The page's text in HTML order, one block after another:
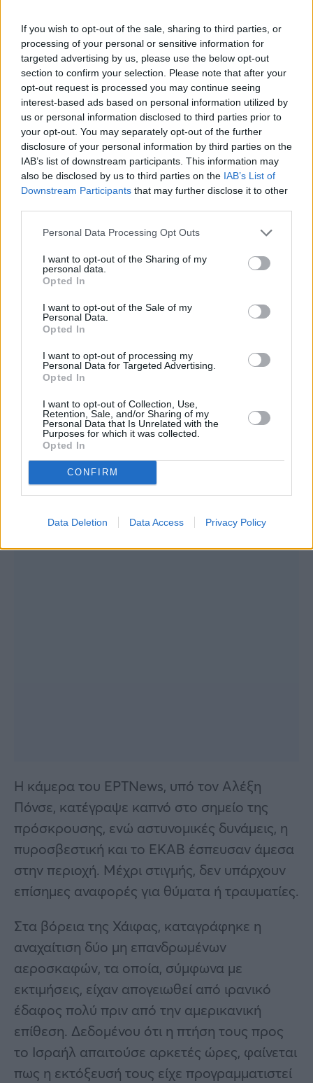
If you wish to opt-out of the sale, sharing to third parties, or
processing of your personal or sensitive information for
targeted advertising by us, please use the below opt-out
section to confirm your selection. Please note that after your
opt-out request is processed you may continue seeing
interest-based ads based on personal information utilized by
us or personal information disclosed to third parties prior to
your opt-out. You may separately opt-out of the further
disclosure of your personal information by third parties on the
IAB’s list of downstream participants. This information may
also be disclosed by us to third parties on the IAB’s List of
Downstream Participants that may further disclose it to other
Personal Data Processing Opt Outs
I want to opt-out of the Sharing of my
personal data.
Opted In
I want to opt-out of the Sale of my
Personal Data.
Opted In
I want to opt-out of processing my
Personal Data for Targeted Advertising.
Opted In
I want to opt-out of Collection, Use,
Retention, Sale, and/or Sharing of my
Personal Data that Is Unrelated with the
Purposes for which it was collected.
Opted In
CONFIRM
Data Deletion Data Access Privacy Policy
Συνεντεύξεις 18/11/2025
Δήμητρα Δερζέκου: «Λέω τη δική μου
αλήθεια»
Συνεντεύξεις 18/11/2025
Τζεφ Μοντάνα: «Κανένας δεν μπορεί
Η κάμερα του ΕΡΤNews, υπό τον Αλέξη
Πόνσε, κατέγραψε καπνό στο σημείο της
πρόσκρουσης, ενώ αστυνομικές δυνάμεις, η
πυροσβεστική και το ΕΚΑΒ έσπευσαν άμεσα
στην περιοχή. Μέχρι στιγμής, δεν υπάρχουν
επίσημες αναφορές για θύματα ή τραυματίες.
Στα βόρεια της Χάιφας, καταγράφηκε η
αναχαίτιση δύο μη επανδρωμένων
αεροσκαφών, τα οποία, σύμφωνα με
εκτιμήσεις, είχαν απογειωθεί από ιρανικό
έδαφος πολύ πριν από την αμερικανική
επίθεση. Δεδομένου ότι η πτήση τους προς
το Ισραήλ απαιτούσε αρκετές ώρες, φαίνεται
πως η εκτόξευσή τους είχε προγραμματιστεί